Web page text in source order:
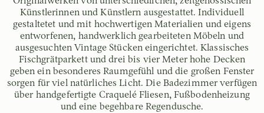
Künstlerinnen und Künstlern ausgestattet. Individuell
gestaltetet und mit hochwertigen Materialien und eigens
entworfenen, handwerklich gearbeiteten Möbeln und
ausgesuchten Vintage Stücken eingerichtet. Klassisches
Fischgrätparkett und drei bis vier Meter hohe Decken
geben ein besonderes Raumgefühl und die großen Fenster
sorgen für viel natürliches Licht. Die Badezimmer verfügen
über handgefertigte Craquelé Fliesen, Fußbodenheizung
und eine begehbare Regendusche.